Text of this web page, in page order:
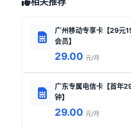
广州移动专享卡【29元
会员】
29.00 元/月
广东专属电信卡【首年
钟】
29.00 元/月